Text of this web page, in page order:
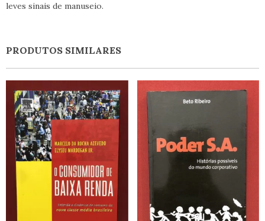
leves sinais de manuseio.
PRODUTOS SIMILARES